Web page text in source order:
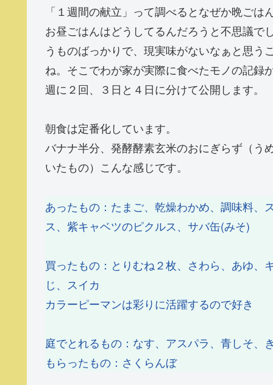
「１週間の献立」って調べるとなぜか晩ご
お昼ごはんはどうしてるんだろうと不思議で
うものばっかりで、現実味がないなぁと思
ね。そこでわが家が実際に食べたモノの記録
週に２回、３日と４日に分けて公開します。
朝食は定番化しています。
バナナ半分、発酵酵素玄米のおにぎらず（う
いたもの）こんな感じです。
あったもの：たまご、乾燥わかめ、調味料、
ス、紫キャベツのピクルス、サバ缶(みそ)
買ったもの：とりむね２枚、さわら、あゆ、
じ、スイカ
カラーピーマンは彩りに活躍するので好き
庭でとれるもの：なす、アスパラ、青しそ
もらったもの：さくらんぼ